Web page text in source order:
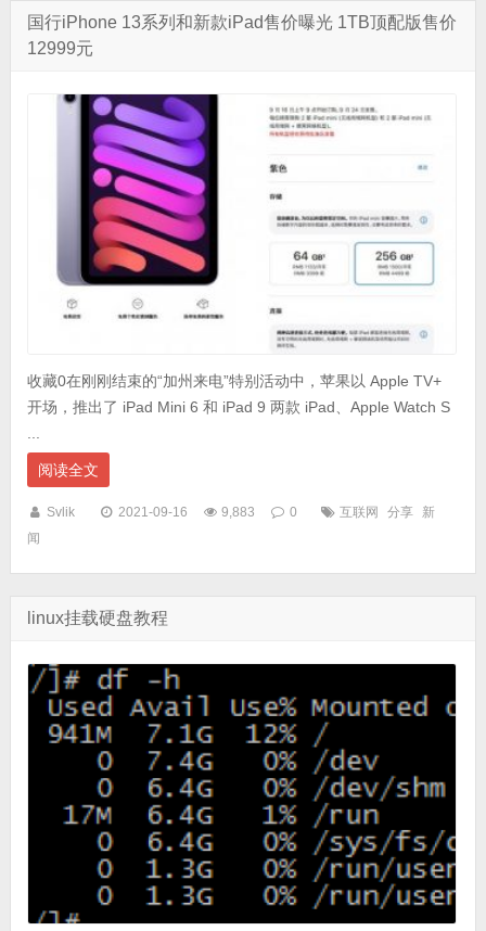
国行iPhone 13系列和新款iPad售价曝光 1TB顶配版售价
12999元
收藏0在刚刚结束的“加州来电”特别活动中，苹果以 Apple TV+
开场，推出了 iPad Mini 6 和 iPad 9 两款 iPad、Apple Watch S
阅读全文
Svlik 2021-09-16 9,883 0 互联网 分享
新
闻
linux挂载硬盘教程